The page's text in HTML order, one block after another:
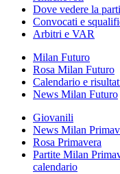
Dove vedere la
Convocati e
Arbitri e VAR
Milan Futuro
Rosa Milan Futuro
Calendario e
News Milan Futuro
Giovanili
News Milan
Rosa Primavera
Partite Milan
calendario